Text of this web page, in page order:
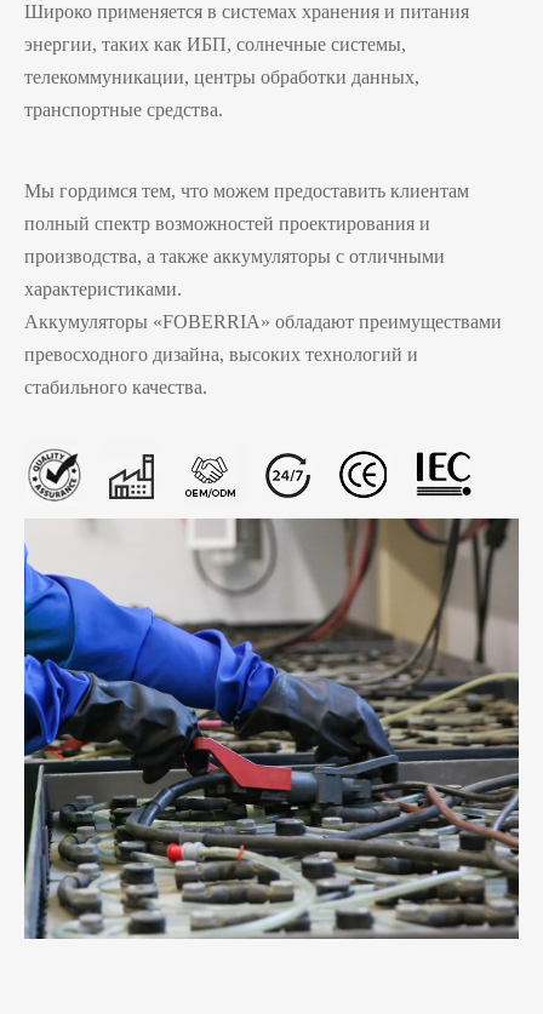
Широко применяется в системах хранения и питания
энергии, таких как ИБП, солнечные системы,
телекоммуникации, центры обработки данных,
транспортные средства.
Мы гордимся тем, что можем предоставить клиентам
полный спектр возможностей проектирования и
производства, а также аккумуляторы с отличными
характеристиками.
Аккумуляторы «FOBERRIA» обладают преимуществами
превосходного дизайна, высоких технологий и
стабильного качества.